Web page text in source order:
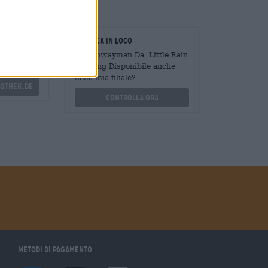
Verifica in loco
È Highwayman Da Little Rain
Brewing Disponibile anche
nella mia filiale?
Controlla ora
Metodi di pagamento